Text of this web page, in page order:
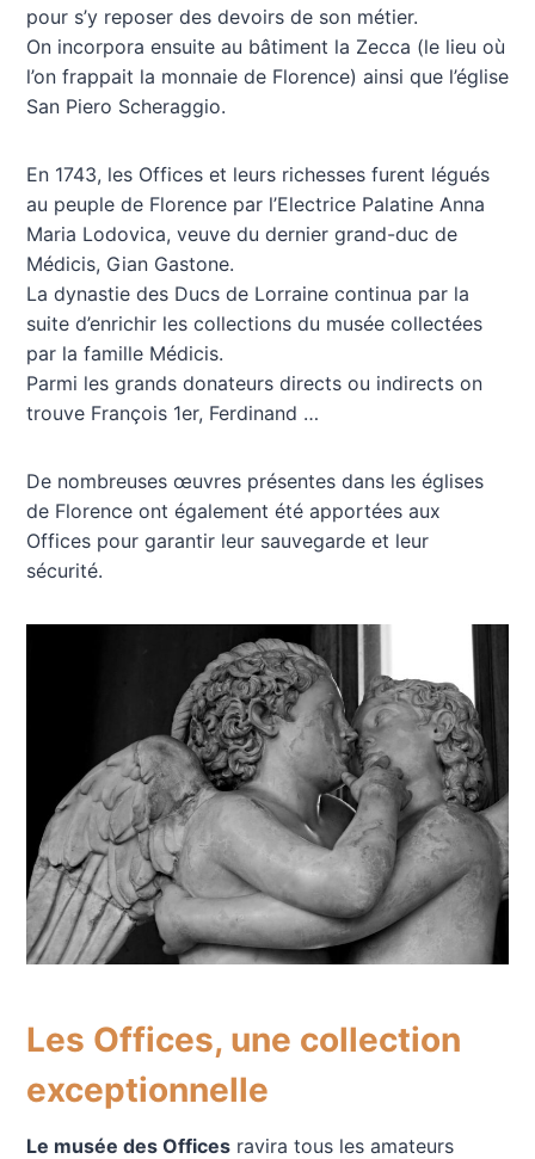
pour s’y reposer des devoirs de son métier.
On incorpora ensuite au bâtiment la Zecca (le lieu où
l’on frappait la monnaie de Florence) ainsi que l’église
San Piero Scheraggio.
En 1743, les Offices et leurs richesses furent légués
au peuple de Florence par l’Electrice Palatine Anna
Maria Lodovica, veuve du dernier grand-duc de
Médicis, Gian Gastone.
La dynastie des Ducs de Lorraine continua par la
suite d’enrichir les collections du musée collectées
par la famille Médicis.
Parmi les grands donateurs directs ou indirects on
trouve François 1er, Ferdinand …
De nombreuses œuvres présentes dans les églises
de Florence ont également été apportées aux
Offices pour garantir leur sauvegarde et leur
sécurité.
Les Offices, une collection
exceptionnelle
Le musée des Officesravira tous les amateurs